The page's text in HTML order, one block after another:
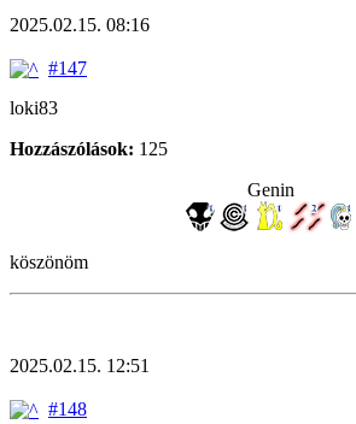
2025.02.15. 08:16
#147
loki83
Hozzászólások: 125
Genin
köszönöm
2025.02.15. 12:51
#148